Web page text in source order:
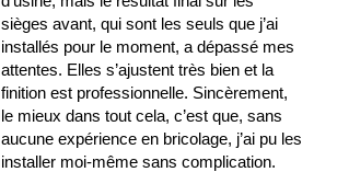
sièges avant, qui sont les seuls que j’ai
installés pour le moment, a dépassé mes
attentes. Elles s’ajustent très bien et la
finition est professionnelle. Sincèrement,
le mieux dans tout cela, c’est que, sans
aucune expérience en bricolage, j’ai pu les
installer moi-même sans complication.